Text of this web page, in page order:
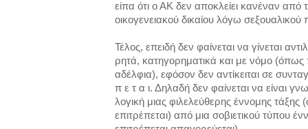
είπα ότι ο ΑΚ δεν αποκλείει κανέναν
οικογενειακού δικαίου λόγω
Τέλος, επειδή δεν φαίνεται να γίνεται
ρητά, κατηγορηματικά και με νόμο
αδέλφια), εφόσον δεν αντίκειται σε
π ε τ α ι. Δηλαδή δεν φαίνεται να είναι
λογική μιας φιλελεύθερης έννομης τάξης
επιτρέπεται) από μια σοβιετικού τύπου